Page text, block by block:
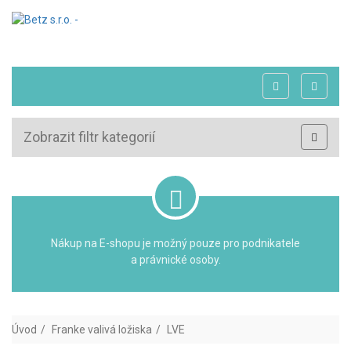
Zobrazit filtr kategorií
Nákup na E-shopu je možný pouze pro podnikatele
a právnické osoby.
Úvod Franke valivá ložiska LVE